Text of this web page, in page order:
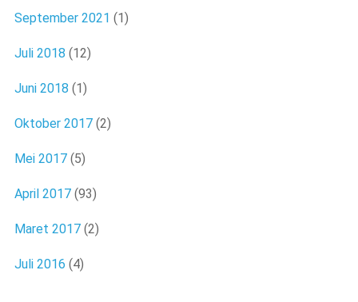
September 2021 (1)
Juli 2018 (12)
Juni 2018 (1)
Oktober 2017(2)
Mei 2017(5)
April 2017(93)
Maret 2017(2)
Juli 2016 (4)